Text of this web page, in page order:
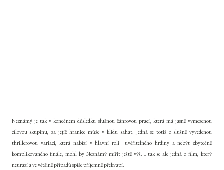
Neznámý je tak v konečném důsledku slušnou žánrovou prací, která má jasně vymezenou
cílovou skupinu, za jejíž hranice může v klidu sahat. Jedná se totiž o slušně vyvedenou
thrillerovou variaci, která nabízí v hlavní roli uvěřitelného hrdiny a nebýt zbytečně
komplikovaného finále, mohl by Neznámý mířit ještě výš. I tak se ale jedná o film, který
neurazí a ve většině případů spíše příjemně překvapí.